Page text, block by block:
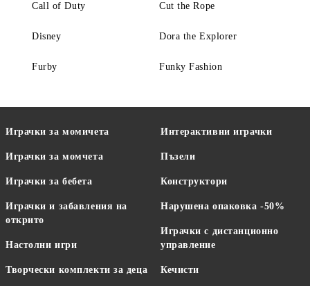
Call of Duty Cut the Rope
Disney Dora the Explorer
Furby Funky Fashion
Играчки за момичета
Играчки за момчета
Играчки за бебета
Играчки и забавления на
открито
Настолни игри
Творчески комплекти за деца
Интерактивни играчки
Пъзели
Конструктори
Нарушена опаковка -50%
Играчки с дистанционно
управление
Кечисти